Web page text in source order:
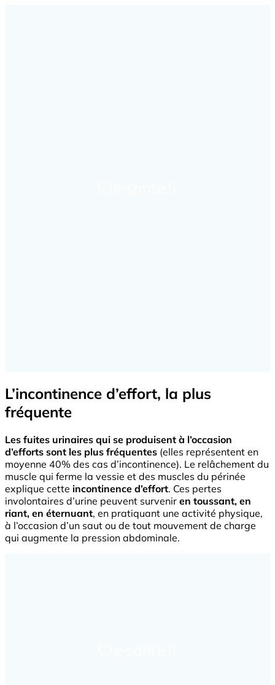
L’incontinence d’effort, la plus
fréquente
Les fuites urinaires qui se produisent à l’occasion
d’efforts sont les plus fréquentes (elles représentent en
moyenne 40% des cas d’incontinence). Le relâchement du
muscle qui ferme la vessie et des muscles du périnée
explique cette incontinence d’effort. Ces pertes
involontaires d’urine peuvent survenir en toussant, en
riant, en éternuant, en pratiquant une activité physique,
à l’occasion d’un saut ou de tout mouvement de charge
qui augmente la pression abdominale.